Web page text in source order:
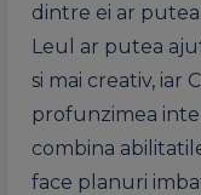
dintre ei ar
Leul ar putea
si mai creativ, iar
profunzimea
combina
face planuri